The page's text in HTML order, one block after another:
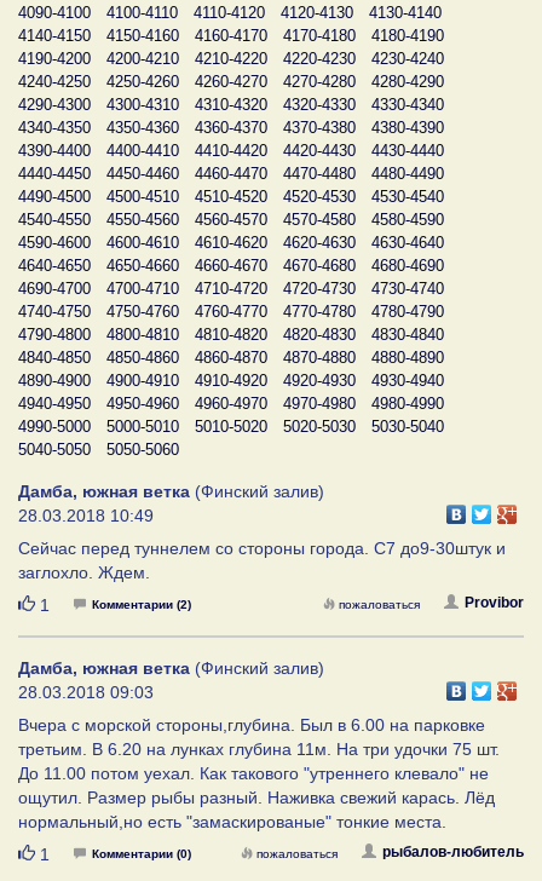
4090-4100
4100-4110 4110-4120 4120-4130
4130-4140
4140-4150
4150-4160 4160-4170 4170-4180
4180-4190
4190-4200
4200-4210 4210-4220 4220-4230
4230-4240
4240-4250
4250-4260 4260-4270 4270-4280
4280-4290
4290-4300
4300-4310 4310-4320 4320-4330
4330-4340
4340-4350
4350-4360 4360-4370 4370-4380
4380-4390
4390-4400
4400-4410 4410-4420 4420-4430
4430-4440
4440-4450
4450-4460 4460-4470 4470-4480
4480-4490
4490-4500
4500-4510 4510-4520 4520-4530
4530-4540
4540-4550
4550-4560 4560-4570 4570-4580
4580-4590
4590-4600
4600-4610 4610-4620 4620-4630
4630-4640
4640-4650
4650-4660 4660-4670 4670-4680
4680-4690
4690-4700
4700-4710 4710-4720 4720-4730
4730-4740
4740-4750
4750-4760 4760-4770 4770-4780
4780-4790
4790-4800
4800-4810 4810-4820 4820-4830
4830-4840
4840-4850
4850-4860 4860-4870 4870-4880
4880-4890
4890-4900
4900-4910 4910-4920 4920-4930
4930-4940
4940-4950
4950-4960 4960-4970 4970-4980
4980-4990
4990-5000
5000-5010 5010-5020 5020-5030
5030-5040
5040-5050
5050-5060
Дамба, южная ветка (Финский залив)
28.03.2018 10:49
Сейчас перед туннелем со стороны города. С7 до9-30штук и
заглохло. Ждем.
Нравится
1 Комментарии (2) Provibor
пожаловаться
Дамба, южная ветка (Финский залив)
28.03.2018 09:03
Вчера с морской стороны,глубина. Был в 6.00 на парковке
третьим. В 6.20 на лунках глубина 11м. На три удочки 75 шт.
До 11.00 потом уехал. Как такового "утреннего клевало" не
ощутил. Размер рыбы разный. Наживка свежий карась. Лёд
нормальный,но есть "замаскированые" тонкие места.
Нравится
1 Комментарии (0) рыбалов-любитель
пожаловаться